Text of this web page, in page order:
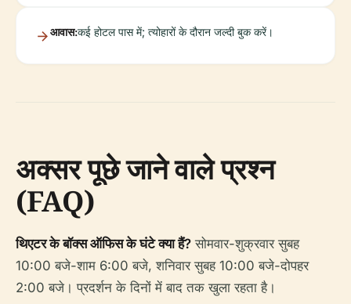
आवास:कई होटल पास में; त्योहारों के दौरान जल्दी बुक करें।
अक्सर पूछे जाने वाले प्रश्न
(FAQ)
थिएटर के बॉक्स ऑफिस के घंटे क्या हैं? सोमवार-शुक्रवार सुबह
10:00 बजे-शाम 6:00 बजे, शनिवार सुबह 10:00 बजे-दोपहर
2:00 बजे। प्रदर्शन के दिनों में बाद तक खुला रहता है।